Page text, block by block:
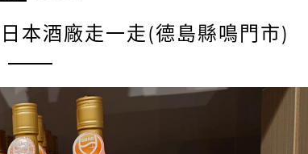
本酒廠走一走(德島縣鳴門市)